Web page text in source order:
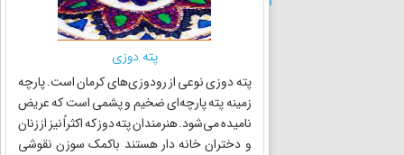
پته دوزی
پته دوزی نوعی از رودوزی‌های کرمان است. پارچه
زمینه پته پارچه‌ای ضخیم و پشمی است که عریض
نامیده می‌شود. هنرمندان پته دوز که اکثراً نیز از زنان
و دختران خانه دار هستند باکمک سوزن نقوشی